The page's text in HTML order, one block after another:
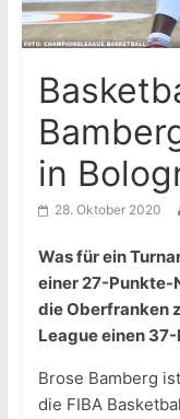
in
28. Oktober 2020
Was für ein
einer 27-Punkte-
die Oberfranken
League einen
Brose Bamberg
die FIBA